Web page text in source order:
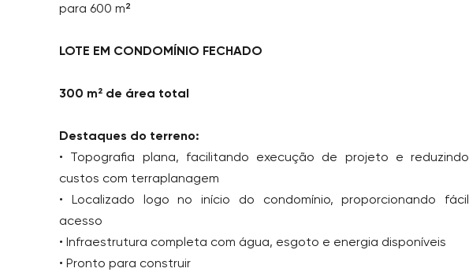
para 600 m²
LOTE EM CONDOMÍNIO FECHADO
300 m² de área total
Destaques do terreno:
• Topografia plana, facilitando execução de projeto e reduzindo
custos com terraplanagem
• Localizado logo no início do condomínio, proporcionando fácil
acesso
• Infraestrutura completa com água, esgoto e energia disponíveis
• Pronto para construir